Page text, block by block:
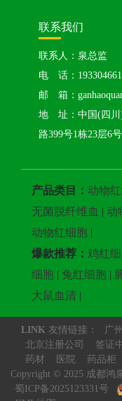
联系我们
联系人：泉总监
电 话：
邮 箱：
地 址：中国(四川
路399号1栋23层6号
产品类目： 动物
无菌脱纤维血 | 动
动物红细胞 |
爆款推荐： 鸡红
细胞 | 兔红细胞 |
大鼠血清 |
LINK 友情链接：
广
北京注册公司
签证
药材
医院 药品柜
Copyright © 2025 成都鸿
蜀ICP备2025123331号